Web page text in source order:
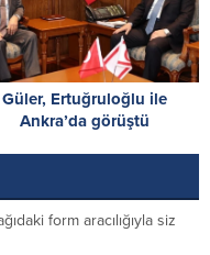
Güler, Ertuğruloğlu ile
Ankra’da görüştü
form aracılığıyla siz